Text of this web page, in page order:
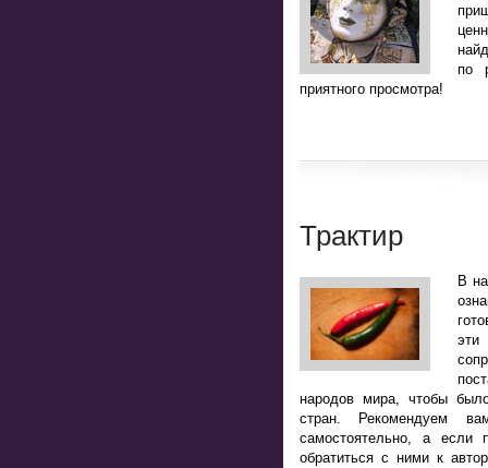
по
приятного просмотра!
Трактир
В
народов мира, чтобы
стран. Рекомендуем
самостоятельно, а если
обратиться с ними к